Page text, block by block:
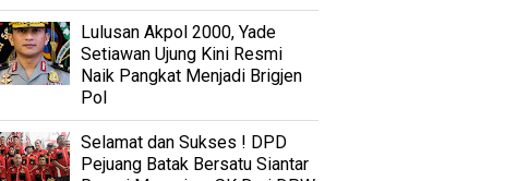
Lulusan Akpol 2000, Yade
Setiawan Ujung Kini Resmi
Naik Pangkat Menjadi Brigjen
Pol
Selamat dan Sukses ! DPD
Pejuang Batak Bersatu Siantar